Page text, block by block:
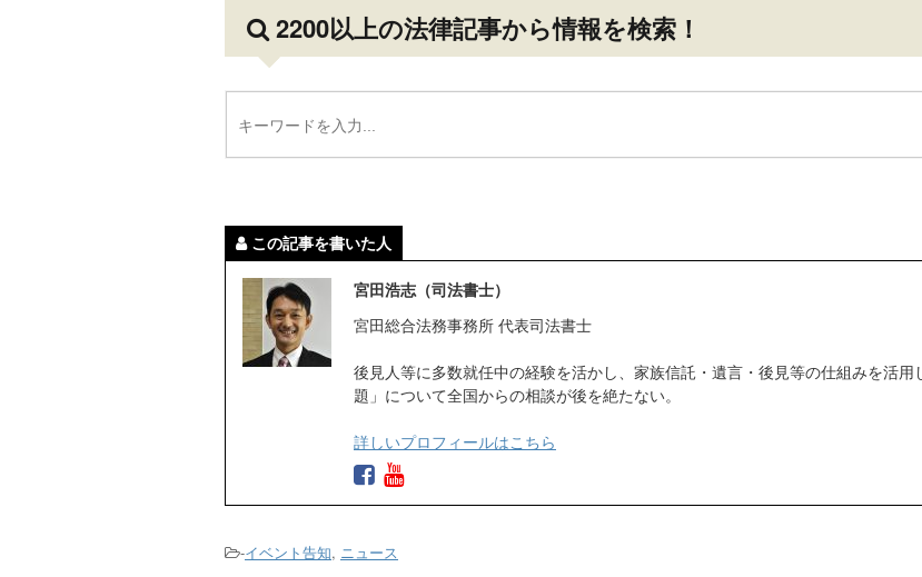
2200以上の法律記事から情報を検索！
この記事を書いた人
宮田浩志（司法書士）
宮田総合法務事務所 代表司法書士
後見人等に多数就任中の経験を活かし、家族信託・遺言・後見等の仕組みを活
題」について全国からの相談が後を絶たない。
詳しいプロフィールはこちら
-イベント告知, ニュース